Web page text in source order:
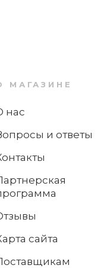
МАГАЗИНЕ
нас
и ответы
сайта